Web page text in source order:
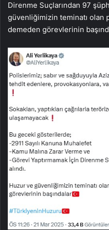
Direnme Suçlarından 97
güvenliğimizin teminatı olan
demeden görevlerinin